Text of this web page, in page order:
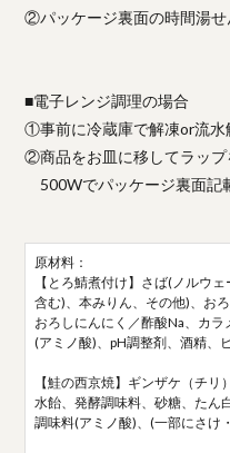
②パッケージ裏面の時間湯せ
■電子レンジ調理の場合
①事前に冷蔵庫で解凍or流水
②商品をお皿に移してラップ
500Wでパッケージ裏面記
原材料：
【とろ鯖煮付け】さば(ノルウ
含む)、本みりん、その他)、お
おろしにんにく／酢酸Na、カ
(アミノ酸)、pH調整剤、酒精、
【鮭の西京焼】ギンザケ（チ
水飴、発酵調味料、砂糖、たん
調味料(アミノ酸)、(一部にさけ